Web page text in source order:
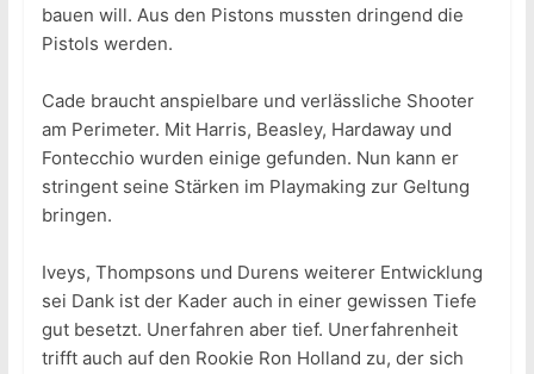
bauen will. Aus den Pistons mussten dringend die
Pistols werden.
Cade braucht anspielbare und verlässliche Shooter
am Perimeter. Mit Harris, Beasley, Hardaway und
Fontecchio wurden einige gefunden. Nun kann er
stringent seine Stärken im Playmaking zur Geltung
bringen.
Iveys, Thompsons und Durens weiterer Entwicklung
sei Dank ist der Kader auch in einer gewissen Tiefe
gut besetzt. Unerfahren aber tief. Unerfahrenheit
trifft auch auf den Rookie Ron Holland zu, der sich